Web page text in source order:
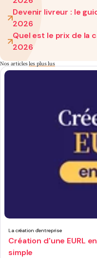
Devenir livreur : le
2026
Quel est le prix de la
2026
Nos articlesles plus lus
La création d'entreprise
Création d'une EURL
simple